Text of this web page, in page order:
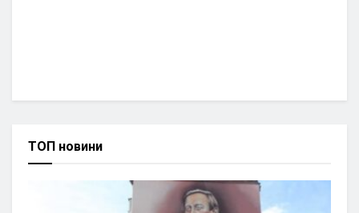
ТОП новини